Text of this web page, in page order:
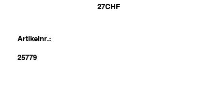
27CHF
Artikelnr.:
25779